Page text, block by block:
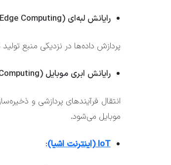
رایانش لبه‌ای (Edge Computing):
پردازش داده‌ها در نزدیکی منبع
رایانش ابری موبایل (Mobile Cloud Computing):
انتقال فرآیندهای پردازشی و
موبایل می‌شود.
IoT (اینترنت اشیا) :